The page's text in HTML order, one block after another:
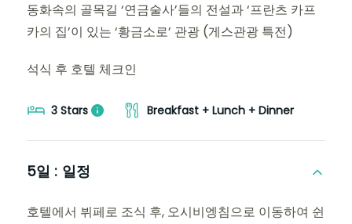
동화속의 골목길 ‘연금술사’들의 전설과 ‘프란츠 카프
카의 집’이 있는 ‘황금소로’ 관광 (게스관광 특전)
석식 후 호텔 체크인
3 Stars Breakfast + Lunch + Dinner
5일 : 일정
호텔에서 뷔페로 조식 후, 오시비엥침으로 이동하여 쉰